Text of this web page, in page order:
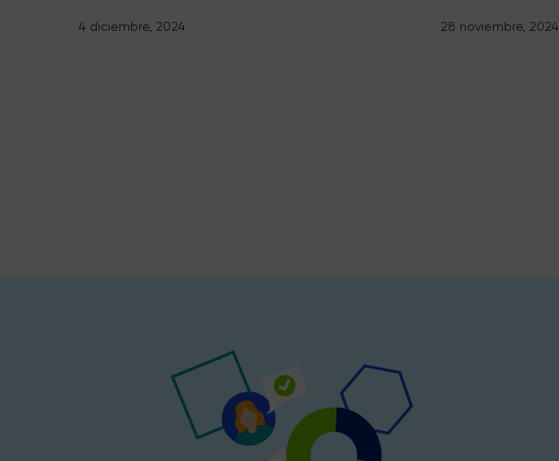
4 diciembre, 2024 28 noviembre, 2024